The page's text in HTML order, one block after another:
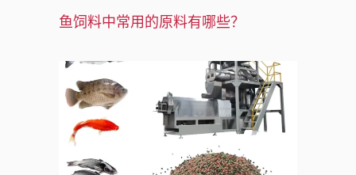
鱼饲料中常用的原料有哪些？